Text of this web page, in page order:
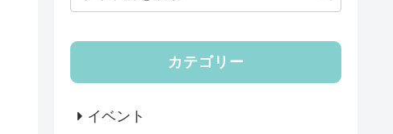
カテゴリー
イベント